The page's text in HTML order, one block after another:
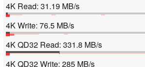
4K Read: 31.19 MB/s
4K Write: 76.5 MB/s
4K QD32 Read: 331.8 MB/s
4K QD32 Write: 285 MB/s